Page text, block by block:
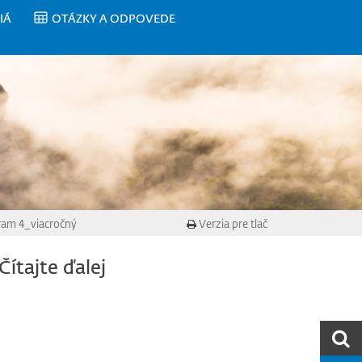
OTÁZKY A ODPOVEDE
4_viacročný Verzia pre tlač
ďalej